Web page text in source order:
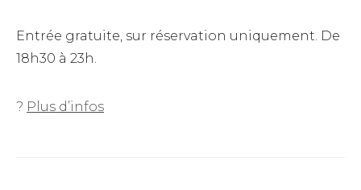
Entrée gratuite, sur réservation uniquement. De
18h30 à 23h.
? Plus d’infos